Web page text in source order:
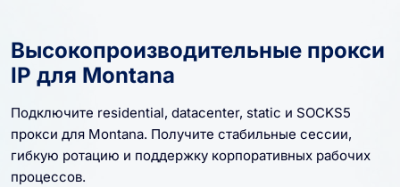
Высокопроизводительные прокси
IP для Montana
Подключите residential, datacenter, static и SOCKS5
прокси для Montana. Получите стабильные сессии,
гибкую ротацию и поддержку корпоративных рабочих